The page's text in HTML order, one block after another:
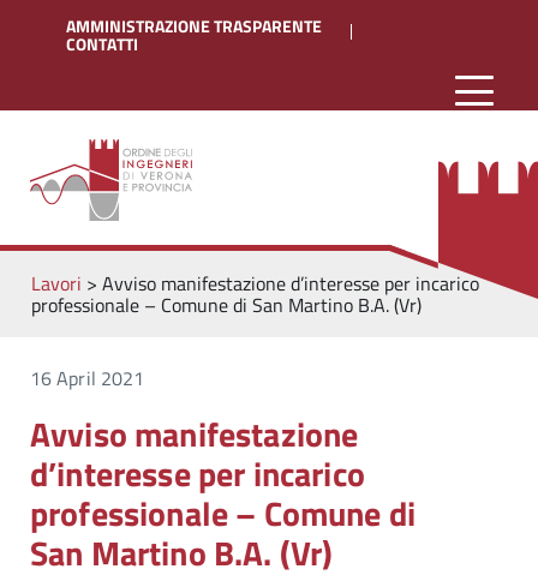
AMMINISTRAZIONE TRASPARENTE
CONTATTI
Lavori > Avviso manifestazione d’interesse per incarico
professionale – Comune di San Martino B.A. (Vr)
16 April 2021
Avviso manifestazione
d’interesse per incarico
professionale – Comune di
San Martino B.A. (Vr)